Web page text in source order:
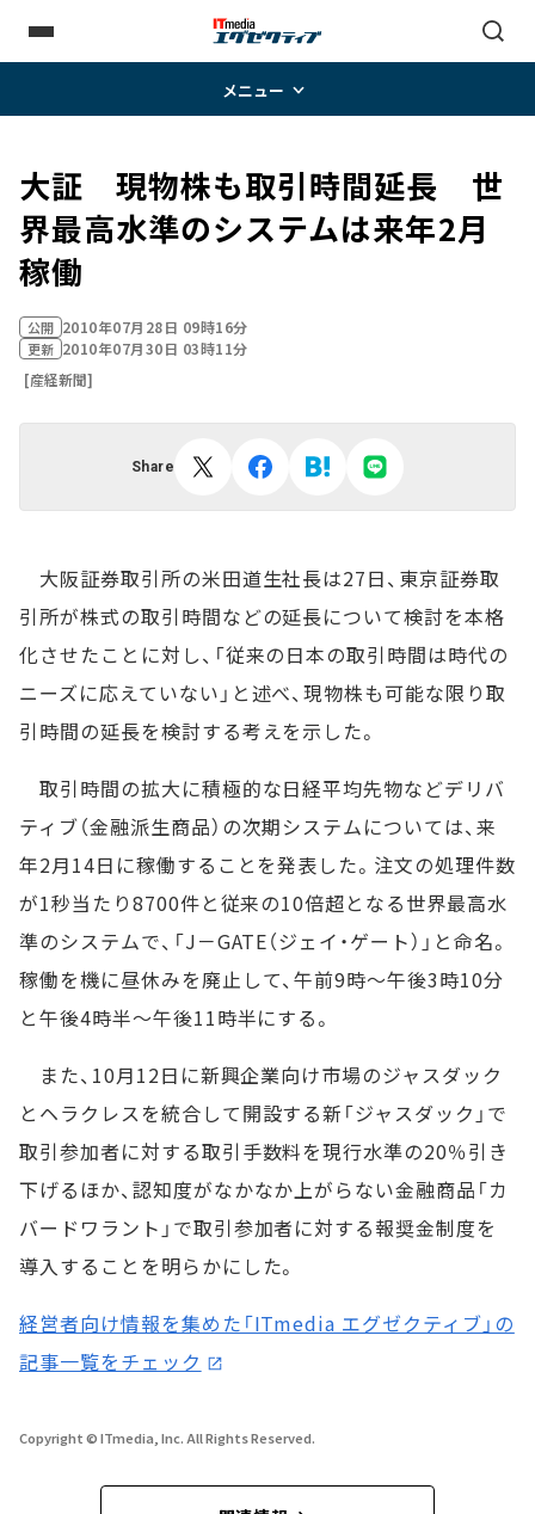
メニュー
大証 現物株も取引時間延長 世
界最高水準のシステムは来年2月
稼働
公開 2010年07月28日 09時16分
更新 2010年07月30日 03時11分
[産経新聞]
Share
大阪証券取引所の米田道生社長は27日、東京証券取
引所が株式の取引時間などの延長について検討を本格
化させたことに対し、「従来の日本の取引時間は時代の
ニーズに応えていない」と述べ、現物株も可能な限り取
引時間の延長を検討する考えを示した。
取引時間の拡大に積極的な日経平均先物などデリバ
ティブ（金融派生商品）の次期システムについては、来
年2月14日に稼働することを発表した。注文の処理件数
が1秒当たり8700件と従来の10倍超となる世界最高水
準のシステムで、「J－GATE（ジェイ・ゲート）」と命名。
稼働を機に昼休みを廃止して、午前9時～午後3時10分
と午後4時半～午後11時半にする。
また、10月12日に新興企業向け市場のジャスダック
とヘラクレスを統合して開設する新「ジャスダック」で
取引参加者に対する取引手数料を現行水準の20％引き
下げるほか、認知度がなかなか上がらない金融商品「カ
バードワラント」で取引参加者に対する報奨金制度を
導入することを明らかにした。
経営者向け情報を集めた「ITmedia エグゼクティブ」の
記事一覧をチェック
Copyright © ITmedia, Inc. All Rights Reserved.